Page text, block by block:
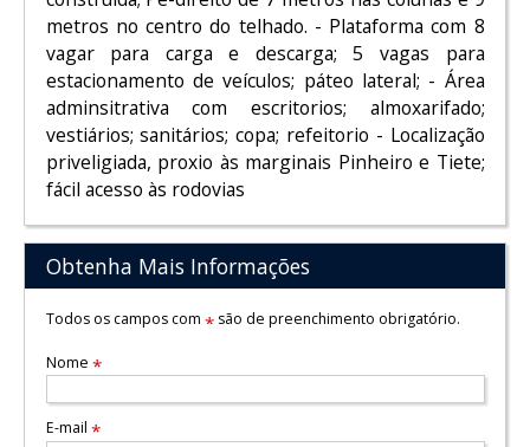
metros no centro do telhado. - Plataforma com 8
vagar para carga e descarga; 5 vagas para
estacionamento de veículos; páteo lateral; - Área
adminsitrativa com escritorios; almoxarifado;
vestiários; sanitários; copa; refeitorio - Localização
priveligiada, proxio às marginais Pinheiro e Tiete;
fácil acesso às rodovias
Obtenha Mais Informações
Todos os campos com *são de preenchimento obrigatório.
Nome *
E-mail *